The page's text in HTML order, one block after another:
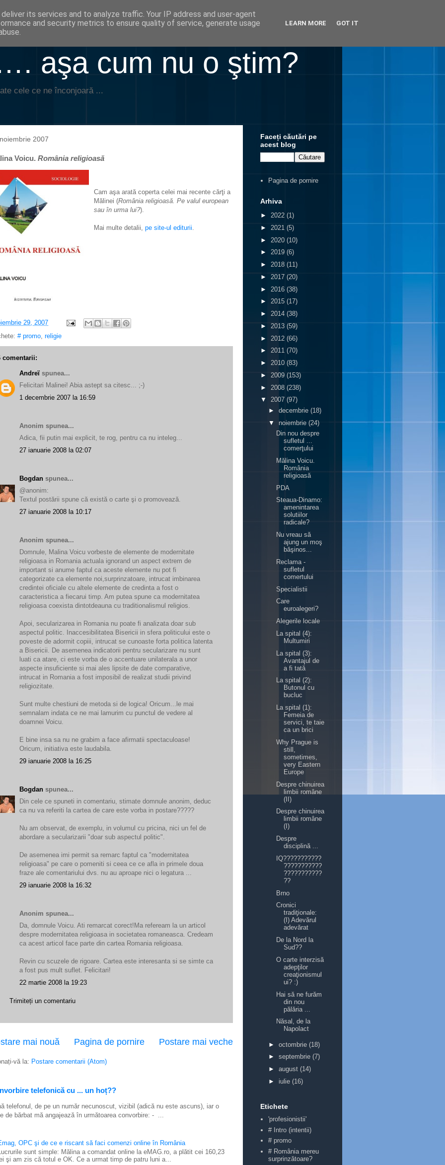
aşa cum nu o ştim?
cele ce ne înconjoară ...
2007
Voicu. România religioasă
Cam aşa arată coperta celei mai recente cărţi a
Mălinei (România religioasă. Pe valul european
sau în urma lui?).
Mai multe detalii, pe site-ul editurii.
29, 2007
# promo religie
comentarii:
Andreï spunea...
Felicitari Malinei! Abia astept sa citesc... ;-)
1 decembrie 2007 la 16:59
Anonim spunea...
Adica, fii putin mai explicit, te rog, pentru ca nu inteleg...
27 ianuarie 2008 la 02:07
Bogdan spunea...
@anonim:
Textul postării spune că există o carte şi o promovează.
27 ianuarie 2008 la 10:17
Anonim spunea...
Domnule, Malina Voicu vorbeste de elemente de modernitate
religioasa in Romania actuala ignorand un aspect extrem de
important si anume faptul ca aceste elemente nu pot fi
categorizate ca elemente noi,surprinzatoare, intrucat imbinarea
credintei oficiale cu altele elemente de credinta a fost o
caracteristica a fiecarui timp. Am putea spune ca modernitatea
religioasa coexista dintotdeauna cu traditionalismul religios.
Apoi, secularizarea in Romania nu poate fi analizata doar sub
aspectul politic. Inaccesibilitatea Bisericii in sfera politicului este o
poveste de adormit copiii, intrucat se cunoaste forta politica latenta
a Bisericii. De asemenea indicatorii pentru secularizare nu sunt
luati ca atare, ci este vorba de o accentuare unilaterala a unor
aspecte insuficiente si mai ales lipsite de date comparative,
intrucat in Romania a fost imposibil de realizat studii privind
religiozitate.
Sunt multe chestiuni de metoda si de logica! Oricum...le mai
semnalam indata ce ne mai lamurim cu punctul de vedere al
doamnei Voicu.
E bine insa sa nu ne grabim a face afirmatii spectaculoase!
Oricum, initiativa este laudabila.
29 ianuarie 2008 la 16:25
Bogdan spunea...
Din cele ce spuneti in comentariu, stimate domnule anonim, deduc
ca nu va referiti la cartea de care este vorba in postare?????
Nu am observat, de exemplu, in volumul cu pricina, nici un fel de
abordare a secularizarii "doar sub aspectul politic".
De asemenea imi permit sa remarc faptul ca "modernitatea
religioasa" pe care o pomeniti si ceea ce ce afla in primele doua
fraze ale comentariului dvs. nu au aproape nici o legatura ...
29 ianuarie 2008 la 16:32
Anonim spunea...
Da, domnule Voicu. Ati remarcat corect!Ma refeream la un articol
despre modernitatea religioasa in societatea romaneasca. Credeam
ca acest articol face parte din cartea Romania religioasa.
Revin cu scuzele de rigoare. Cartea este interesanta si se simte ca
a fost pus mult suflet. Felicitari!
22 martie 2008 la 19:23
Trimiteți un comentariu
mai nouă Postare mai veche
Pagina de pornire
vă la: Postare comentarii (Atom)
telefonică cu ... un hoț??
telefonul, de pe un număr necunoscut, vizibil (adică nu este ascuns), iar o
de bărbat mă angajează în următoarea convorbire: - ...
OPC şi de ce e riscant să faci comenzi online în România
sunt simple: Mălina a comandat online la eMAG.ro, a plătit cei 160,23
şi am zis că totul e OK. Ce a urmat timp de patru luni a...
Faceți căutări pe
acest blog
Pagina de pornire
Arhiva
► 2022 (1)
► 2021 (5)
► 2020 (10)
► 2019 (6)
► 2018 (11)
► 2017 (20)
► 2016 (38)
► 2015 (17)
► 2014 (38)
► 2013 (59)
► 2012 (66)
► 2011 (70)
► 2010 (83)
► 2009 (153)
► 2008 (238)
▼ 2007 (97)
► decembrie (18)
▼ noiembrie (24)
Din nou despre
sufletul ...
comerţului
Mălina Voicu.
România
religioasă
PDA
Steaua-Dinamo:
amenintarea
solutiilor
radicale?
Nu vreau să
ajung un moş
băşinos...
Reclama -
sufletul
comertului
Specialistii
Care
euroalegeri?
Alegerile locale
La spital (4):
Multumiri
La spital (3):
Avantajul de
a fi tată
La spital (2):
Butonul cu
bucluc
La spital (1):
Femeia de
servici, te taie
ca un brici
Why Prague is
still,
sometimes,
very Eastern
Europe
Despre chinuirea
limbii române
(II)
Despre chinuirea
limbii române
(I)
Despre
disciplină ...
IQ???????????
???????????
???????????
??
Brno
Cronici
tradiţionale:
(I) Adevărul
adevărat
De la Nord la
Sud??
O carte interzisă
adepţilor
creaţionismul
ui? :)
Hai să ne furăm
din nou
pălăria ...
Năsal, de la
Napolact
► octombrie (18)
► septembrie (7)
► august (14)
► iulie (16)
Etichete
'profesionistii'
# Intro (intentii)
# promo
# România mereu
surprinzătoare?
its services and to analyze traffic. Your IP address and user-agent
and security metrics to ensure quality of service, generate usage
LEARN MORE GOT IT